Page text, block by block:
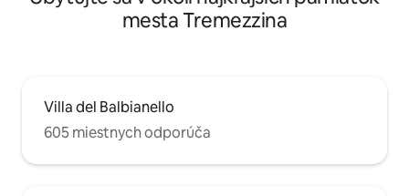
mesta Tremezzina
Villa del Balbianello
605 miestnych odporúča